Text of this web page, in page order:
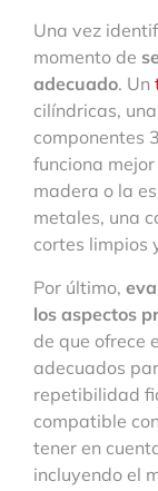
Una vez
momento de
adecuado. Un
cilíndricas,
componentes
funciona
madera o la
metales, una
cortes limpios
Por último,
los aspectos
de que ofrece
adecuados
repetibilidad
compatible
tener en
incluyendo el